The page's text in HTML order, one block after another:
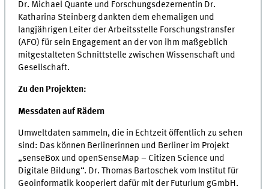
Dr. Michael Quante und Forschungsdezernentin Dr.
Katharina Steinberg dankten dem ehemaligen und
langjährigen Leiter der Arbeitsstelle Forschungstransfer
(AFO) für sein Engagement an der von ihm maßgeblich
mitgestalteten Schnittstelle zwischen Wissenschaft und
Gesellschaft.
Zu den Projekten:
Messdaten auf Rädern
Umweltdaten sammeln, die in Echtzeit öffentlich zu sehen
sind: Das können Berlinerinnen und Berliner im Projekt
„senseBox und openSenseMap – Citizen Science und
Digitale Bildung“. Dr. Thomas Bartoschek vom Institut für
Geoinformatik kooperiert dafür mit der Futurium gGmbH.